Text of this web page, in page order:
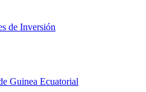
de Inversión
Guinea Ecuatorial